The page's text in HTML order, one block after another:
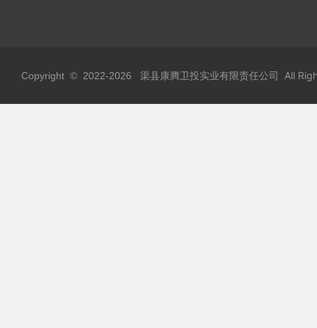
Copyright © 2022-2026 渠县康腾卫投实业有限责任公司 All